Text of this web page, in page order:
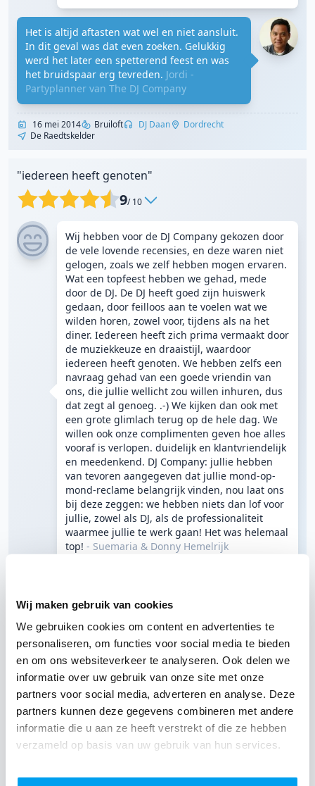
Wij maken gebruik van cookies
We gebruiken cookies om content en advertenties te
personaliseren, om functies voor social media te bieden
en om ons websiteverkeer te analyseren. Ook delen we
informatie over uw gebruik van onze site met onze
partners voor social media, adverteren en analyse. Deze
partners kunnen deze gegevens combineren met andere
informatie die u aan ze heeft verstrekt of die ze hebben
verzameld op basis van uw gebruik van hun services.
Het is altijd aftasten wat wel en niet aansluit.
In dit geval was dat even zoeken. Gelukkig
werd het later een spetterend feest en was
het bruidspaar erg tevreden. Jordi -
Partyplanner van The DJ Company
16 mei 2014 Bruiloft DJ Daan
Dordrecht
De Raedtskelder
"iedereen heeft genoten"
9/ 10
Wij hebben voor de DJ Company gekozen door
de vele lovende recensies, en deze waren niet
gelogen, zoals we zelf hebben mogen ervaren.
Wat een topfeest hebben we gehad, mede
door de DJ. De DJ heeft goed zijn huiswerk
gedaan, door feilloos aan te voelen wat we
wilden horen, zowel voor, tijdens als na het
diner. Iedereen heeft zich prima vermaakt door
de muziekkeuze en draaistijl, waardoor
iedereen heeft genoten. We hebben zelfs een
navraag gehad van een goede vriendin van
ons, die jullie wellicht zou willen inhuren, dus
dat zegt al genoeg. .-) We kijken dan ook met
een grote glimlach terug op de hele dag. We
willen ook onze complimenten geven hoe alles
vooraf is verlopen. duidelijk en klantvriendelijk
en meedenkend. DJ Company: jullie hebben
van tevoren aangegeven dat jullie mond-op-
mond-reclame belangrijk vinden, nou laat ons
bij deze zeggen: we hebben niets dan lof voor
jullie, zowel als DJ, als de professionaliteit
waarmee jullie te werk gaan! Het was helemaal
top! - Suemaria & Donny Hemelrijk
"echt super gedaan!!!"
8.7/ 10
Patrick heeft het echt super gedaan!!! Onze
smaak wat muziek betreft heeft hij goed
beantwoord. dank je wel!!!- Andrea |Bruid
29 aug 2013 Bruiloft DJ Patrick
Dordrecht